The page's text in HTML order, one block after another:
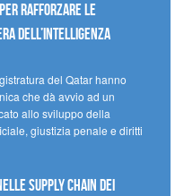
per rafforzare le
dell’intelligenza
del Qatar hanno
che dà avvio ad un
allo sviluppo della
giustizia penale e diritti
supply chain dei